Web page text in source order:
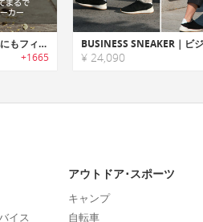
Moonwalkers｜どんな靴にもフィットしてまるで滑るように歩けるeスニーカー「ムーンウォーカー」
+1665 ¥ 24,090
イス
アウトドア･スポーツ
キャンプ
自転車